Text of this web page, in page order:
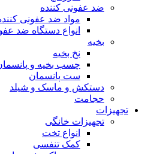
ضد عفونی کننده
مواد ضد عفونی
انواع دستگاه ضد
بخیه
نخ بخیه
چسب بخیه و
ست پانسمان
دستکش و ماسک و شیلد
حجامت
تجهیزات
تجهیزات خانگی
انواع تخت
کمک تنفسی